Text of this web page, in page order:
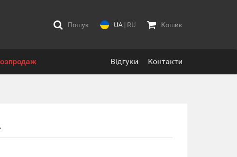
Пошук UA | RU Кошик
Відгуки Контакти